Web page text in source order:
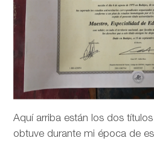
Aquí arriba están los dos
obtuve durante mi época de